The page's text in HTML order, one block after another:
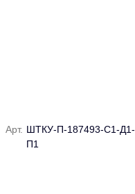
Арт. ШТКУ-П-187493-С1-Д1-
П1